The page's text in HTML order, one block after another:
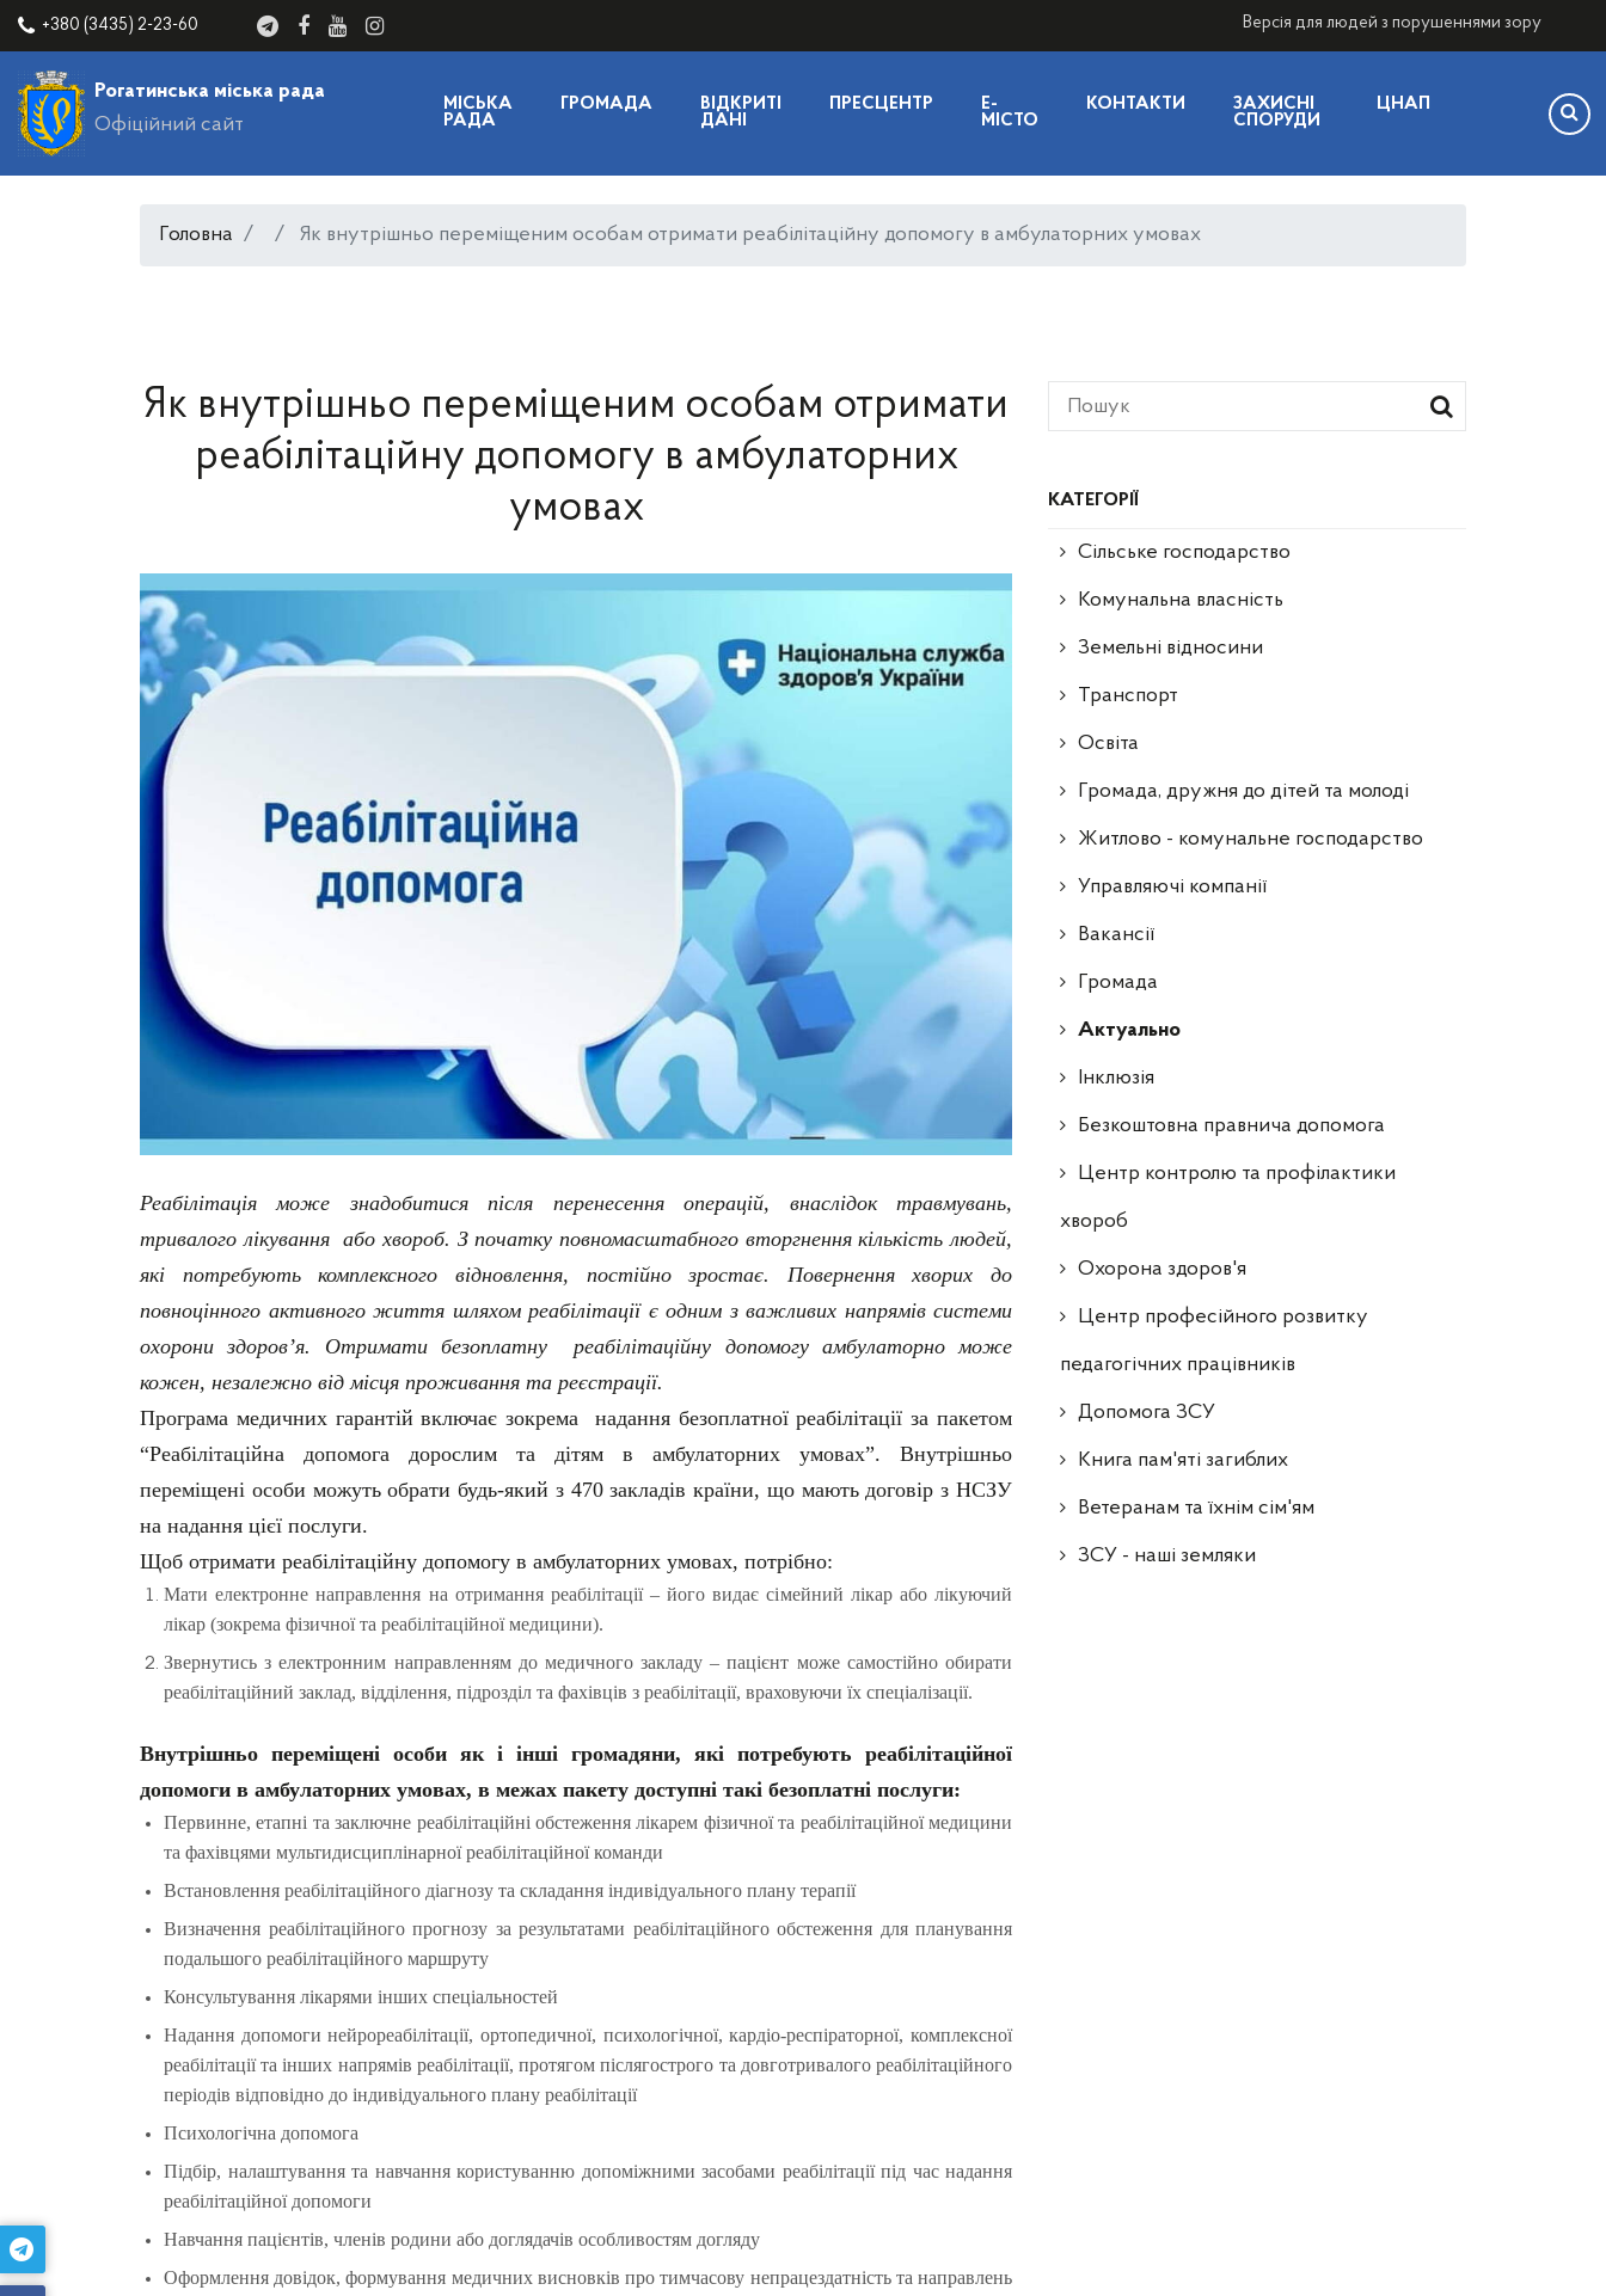
+380 (3435) 2-23-60 Версія для людей з порушеннями зору
Рогатинська міська рада
Офіційний сайт
МІСЬКА
РАДА
ГРОМАДА
ВІДКРИТІ
ДАНІ
ПРЕСЦЕНТР
E-
МІСТО
КОНТАКТИ
ЗАХИСНІ
СПОРУДИ
ЦНАП
Головна Як внутрішньо переміщеним особам отримати реабілітаційну допомогу в амбулаторних умовах
КАТЕГОРІЇ
Сільське господарство
Комунальна власність
Земельні відносини
Транспорт
Освіта
Громада, дружня до дітей та молоді
Житлово - комунальне господарство
Управляючі компанії
Ваканcії
Громада
Актуально
Інклюзія
Безкоштовна правнича допомога
Центр контролю та профілактики
хвороб
Охорона здоров'я
Центр професійного розвитку
педагогічних працівників
Допомога ЗСУ
Книга пам'яті загиблих
Ветеранам та їхнім сім'ям
ЗСУ - наші земляки
Як внутрішньо переміщеним особам отримати
реабілітаційну допомогу в амбулаторних
умовах
Реабілітація може знадобитися після перенесення операцій, внаслідок травмувань,
тривалого лікування або хвороб. З початку повномасштабного вторгнення кількість людей,
які потребують комплексного відновлення, постійно зростає. Повернення хворих до
повноцінного активного життя шляхом реабілітації є одним з важливих напрямів системи
охорони здоров’я. Отримати безоплатну реабілітаційну допомогу амбулаторно може
кожен, незалежно від місця проживання та реєстрації.
Програма медичних гарантій включає зокрема надання безоплатної реабілітації за пакетом
“Реабілітаційна допомога дорослим та дітям в амбулаторних умовах”. Внутрішньо
переміщені особи можуть обрати будь-який з 470 закладів країни, що мають договір з НСЗУ
на надання цієї послуги.
Щоб отримати реабілітаційну допомогу в амбулаторних умовах, потрібно:
Мати електронне направлення на отримання реабілітації – його видає сімейний лікар або лікуючий
лікар (зокрема фізичної та реабілітаційної медицини).
Звернутись з електронним направленням до медичного закладу – пацієнт може самостійно обирати
реабілітаційний заклад, відділення, підрозділ та фахівців з реабілітації, враховуючи їх спеціалізації.
Внутрішньо переміщені особи як і інші громадяни, які потребують реабілітаційної
допомоги в амбулаторних умовах, в межах пакету доступні такі безоплатні послуги:
Первинне, етапні та заключне реабілітаційні обстеження лікарем фізичної та реабілітаційної медицини
та фахівцями мультидисциплінарної реабілітаційної команди
Встановлення реабілітаційного діагнозу та складання індивідуального плану терапії
Визначення реабілітаційного прогнозу за результатами реабілітаційного обстеження для планування
подальшого реабілітаційного маршруту
Консультування лікарями інших спеціальностей
Надання допомоги нейрореабілітації, ортопедичної, психологічної, кардіо-респіраторної, комплексної
реабілітації та інших напрямів реабілітації, протягом післягострого та довготривалого реабілітаційного
періодів відповідно до індивідуального плану реабілітації
Психологічна допомога
Підбір, налаштування та навчання користуванню допоміжними засобами реабілітації під час надання
реабілітаційної допомоги
Навчання пацієнтів, членів родини або доглядачів особливостям догляду
Оформлення довідок, формування медичних висновків про тимчасову непрацездатність та направлень